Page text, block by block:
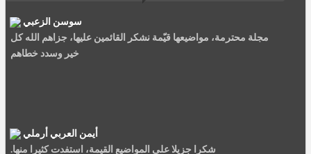
سوسن الزعبي
مجلة محترمة، مواضيعها قيّمة نشكر القائمين عليها، جزاهم الله كل
خير وسدد خطاهم
أيمن العربي أرملي
شكرا جزيلا على المواضيع القيمة، استفدت كثيرا منها.